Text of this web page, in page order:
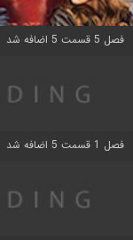
فصل 5 قسمت 5 اضافه شد
فصل 1 قسمت 5 اضافه شد